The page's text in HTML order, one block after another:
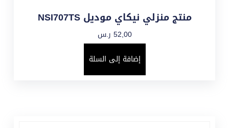
منتج منزلي نيكاي موديل NSI707TS
52,00 ر.س
إضافة إلى السلة